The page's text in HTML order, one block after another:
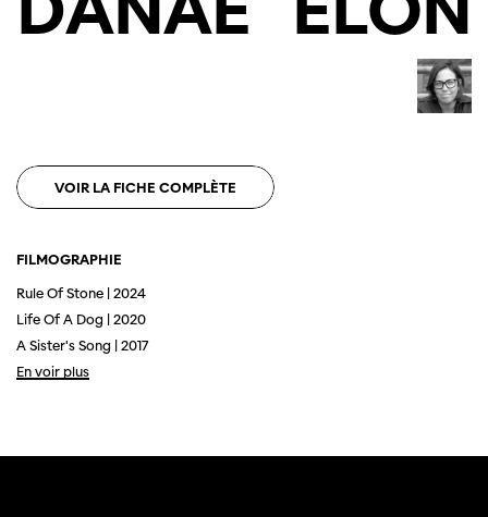
optimale avec Internet Explorer. Veuillez
VOIR LA FICHE COMPLÈTE
FILMOGRAPHIE
Rule Of Stone | 2024
Life Of A Dog | 2020
A Sister's Song | 2017
En voir plus